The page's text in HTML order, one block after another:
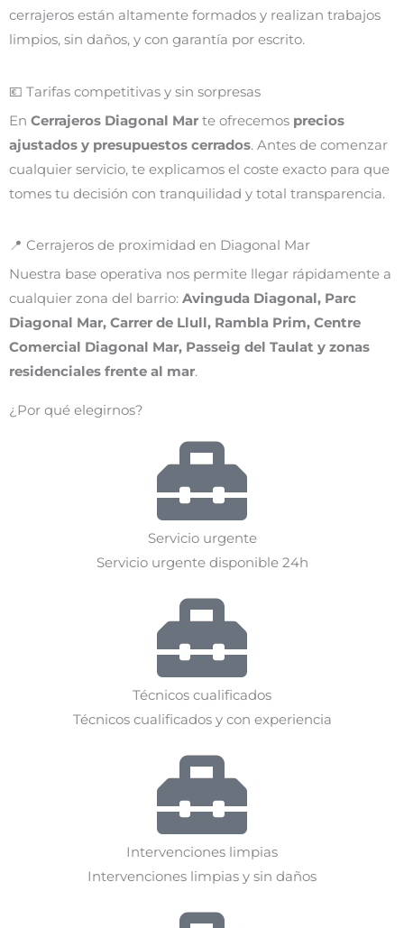
cerrajeros están altamente formados y realizan trabajos
limpios, sin daños, y con garantía por escrito.
💶 Tarifas competitivas y sin sorpresas
En Cerrajeros Diagonal Mar te ofrecemos precios
ajustados y presupuestos cerrados. Antes de comenzar
cualquier servicio, te explicamos el coste exacto para que
tomes tu decisión con tranquilidad y total transparencia.
📍 Cerrajeros de proximidad en Diagonal Mar
Nuestra base operativa nos permite llegar rápidamente a
cualquier zona del barrio: Avinguda Diagonal, Parc
Diagonal Mar, Carrer de Llull, Rambla Prim, Centre
Comercial Diagonal Mar, Passeig del Taulat y zonas
residenciales frente al mar.
¿Por qué elegirnos?
Servicio urgente
Servicio urgente disponible 24h
Técnicos cualificados
Técnicos cualificados y con experiencia
Intervenciones limpias
Intervenciones limpias y sin daños